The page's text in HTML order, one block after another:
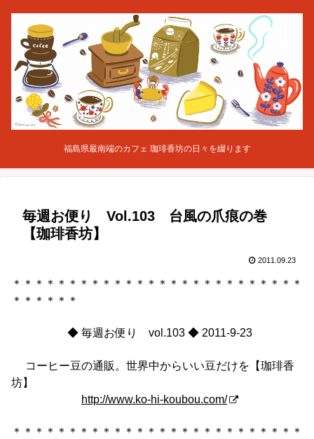
福島県最南端のカフェ 珈琲香坊の日々を綴ります
毎週お便り Vol.103 台風の爪痕の巻
【珈琲香坊】
2011.09.23
＊＊＊＊＊＊＊＊＊＊＊＊＊＊＊＊＊＊＊＊＊＊＊＊＊＊
＊＊＊＊＊＊
◆ 毎週お便り vol.103 ◆ 2011-9-23
コーヒー豆の通販。世界中からいい豆だけを【珈琲香
坊】
http://www.ko-hi-koubou.com/
＊＊＊＊＊＊＊＊＊＊＊＊＊＊＊＊＊＊＊＊＊＊＊＊＊＊